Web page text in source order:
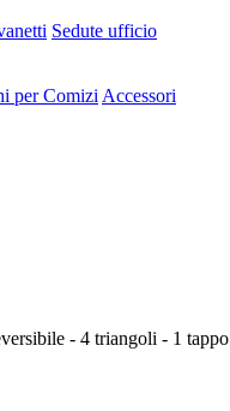
Sedute ufficio
per Comizi Accessori
- 4 triangoli - 1 tappo